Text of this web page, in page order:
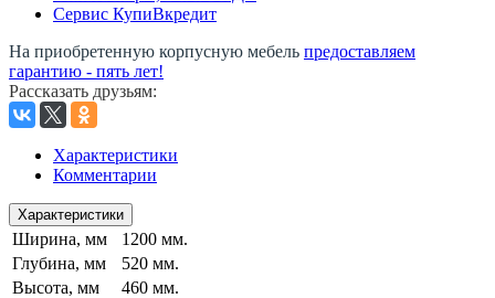
Сервис КупиВкредит
На приобретенную корпусную мебель предоставляем
гарантию - пять лет!
Рассказать друзьям:
Характеристики
Комментарии
Характеристики
Ширина, мм
1200 мм.
Глубина, мм
520 мм.
Высота, мм
460 мм.